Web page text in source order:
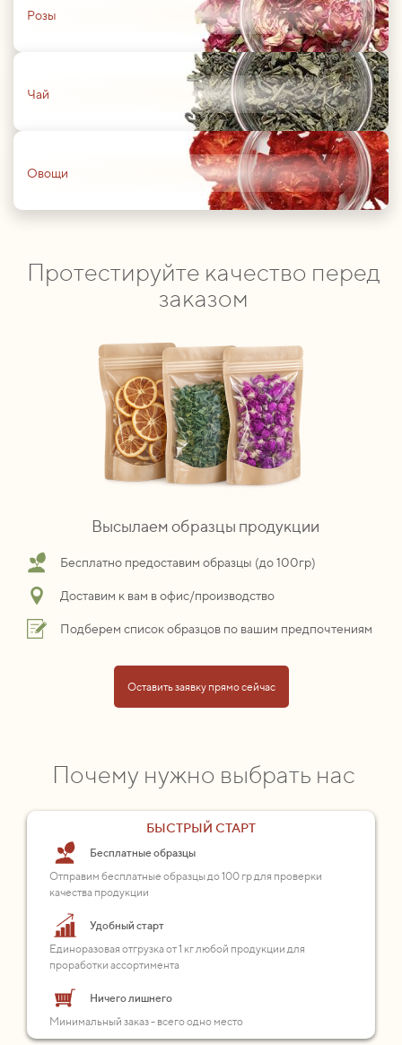
Розы
Чай
Овощи
Протестируйте качество перед
заказом
Высылаем образцы продукции
Бесплатно предоставим образцы (до 100гр)
Доставим к вам в офис/производство
Подберем список образцов по вашим предпочтениям
Оставить заявку прямо сейчас
Почему нужно выбрать нас
БЫСТРЫЙ СТАРТ
Бесплатные образцы
Отправим бесплатные образцы до 100 гр для проверки
качества продукции
Удобный старт
Единоразовая отгрузка от 1 кг любой продукции для
проработки ассортимента
Ничего лишнего
Минимальный заказ - всего одно место